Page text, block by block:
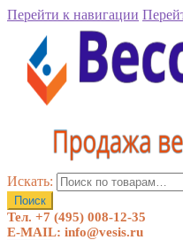
Перейти к навигации
Искать:
Поиск
Тел. +7 (495) 008-12-35
E-MAIL: info@vesis.ru